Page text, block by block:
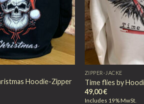
Hoodie-Zipper
ZIPPER-JACKE
Time flies by
49,00€
Includes 19% MwSt.